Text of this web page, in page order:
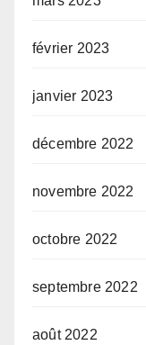
février 2023
janvier 2023
décembre 2022
novembre 2022
octobre 2022
septembre 2022
août 2022